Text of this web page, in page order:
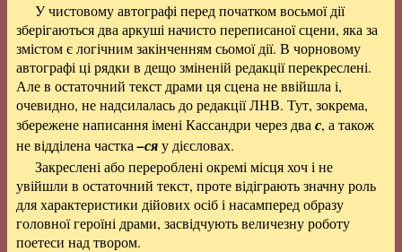
У чистовому автографі перед початком восьмої дії
зберігаються два аркуші начисто переписаної сцени, яка за
змістом є логічним закінченням сьомої дії. В чорновому
автографі ці рядки в дещо зміненій редакції перекреслені.
Але в остаточний текст драми ця сцена не ввійшла і,
очевидно, не надсилалась до редакції ЛНВ. Тут, зокрема,
збережене написання імені Кассандри через два с, а також
не відділена частка–сяу дієсловах.
Закреслені або перероблені окремі місця хоч і не
увійшли в остаточний текст, проте відіграють значну роль
для характеристики дійових осіб і насамперед образу
головної героїні драми, засвідчують величезну роботу
поетеси над твором.